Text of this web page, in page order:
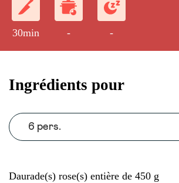
30min - -
Ingrédients pour
6 pers.
Daurade(s) rose(s) entière de 450 g